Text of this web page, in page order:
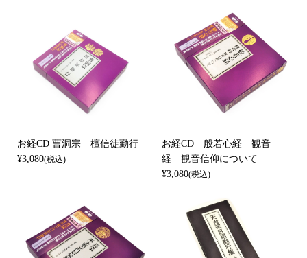
お経CD 曹洞宗 檀信徒勤行
¥3,080(税込)
お経CD 般若心経 観音
経 観音信仰について
¥3,080(税込)